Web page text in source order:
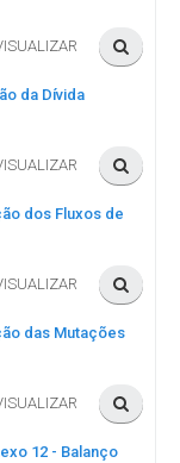
da Dívida
dos Fluxos de
das Mutações
12 - Balanço